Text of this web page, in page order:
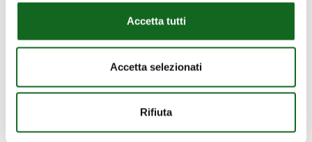
Accetta tutti
Accetta selezionati
Rifiuta